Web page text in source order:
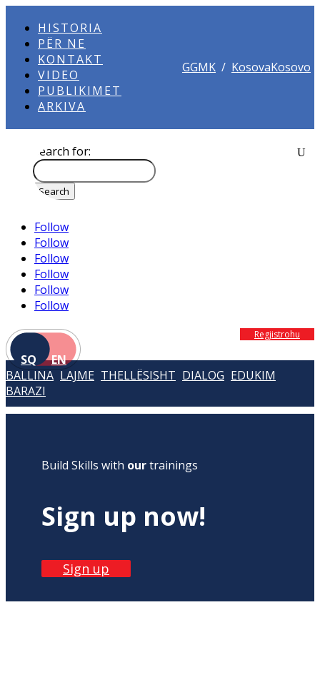
HISTORIA
PËR NE
KONTAKT
VIDEO
PUBLIKIMET
ARKIVA
GGMK / KosovaKosovo
Search for:
Follow
Follow
Follow
Follow
Follow
Follow
SQ EN
Regjistrohu
BALLINA LAJME THELLËSISHT DIALOG EDUKIM
BARAZI
Build Skills with ourtrainings
Sign up now!
Sign up